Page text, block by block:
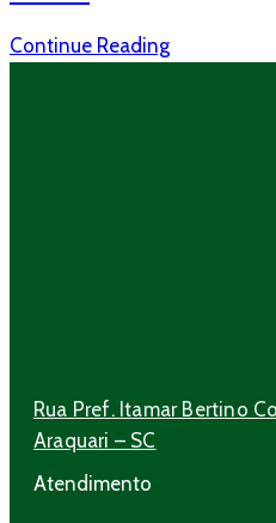
Continue Reading
Rua Pref. Itamar Bertino
Araquari – SC
Atendimento